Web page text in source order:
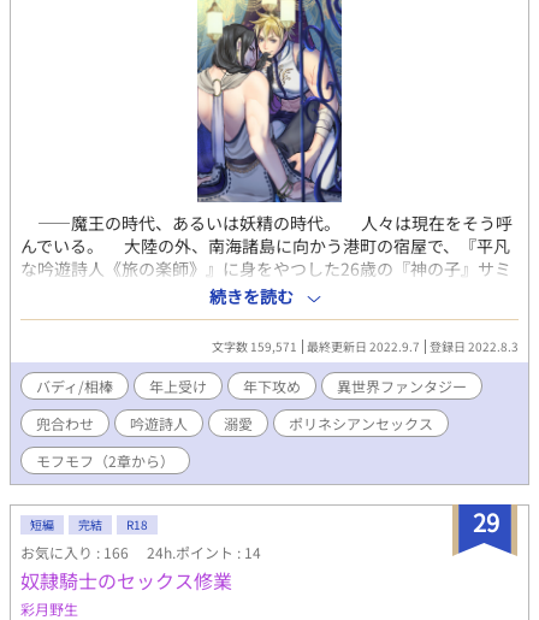
――魔王の時代、あるいは妖精の時代。 人々は現在をそう呼
んでいる。 大陸の外、南海諸島に向かう港町の宿屋で、『平凡
な吟遊詩人《旅の楽師》』に身をやつした26歳の『神の子』サミ
ルは、英雄級として名が知れる傭兵『堅牢剣鬼』ハルディアに春
を買われ、契約の一夜を過ごした。 「男も喰えそうかい？ 英雄
さん」 「ん、他の男はわからぬが、楽師さんは喰わせて頂く」
22歳のハルディアは若干初々しくサミルを抱いて、「本気で楽師
さんに惚れたので、行先についていく」などと言い出した。
『堅牢剣鬼』は腕が立つので連れて歩けば自分が楽だし、普段フ
ード付きローブで顔を隠すサミルと違ってその出で立ち――鎧姿
は知れているので、色々便利だ。 好意が前提なら扱いやすいだ
ろうし……若干、サミルの側も『この英雄さん、好ましいな』と
に南海の冒険に乗り出したのであった。 年下の初々しい攻め、
年上の包容力受け、のんびり更新冒険譚、ハッピーエンドとなっ
ております。 ※致してる話にはタイトル末尾に☆付けています。
表紙イラストレーター：ぬるめのおゆ。様
続きを読む
文字数 159,571 最終更新日 2022.9.7 登録日 2022.8.3
バディ/相棒 年上受け 年下攻め
異世界ファンタジー
兜合わせ
吟遊詩人 溺愛
ポリネシアンセックス
モフモフ（2章から）
29
短編 完結 R18
お気に入り : 166 24h.ポイント : 14
奴隷騎士のセックス修業
彩月野生